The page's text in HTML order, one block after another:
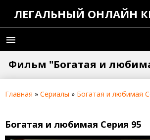
ЛЕГАЛЬНЫЙ ОНЛАЙН
menu
Фильм "Богатая и
Главная » Сериалы » Богатая и любимая
Богатая и любимая Серия 95